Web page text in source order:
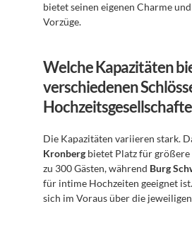
bietet seinen eigenen Charme
Vorzüge.
Welche Kapazitäten
verschiedenen
Die Kapazitäten variieren stark.
Kronberg bietet Platz für größere
zu 300 Gästen, während Burg
für intime Hochzeiten geeignet
sich im Voraus über die